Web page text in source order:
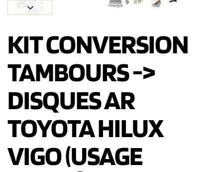
KIT CONVERSION
TAMBOURS ->
DISQUES AR
TOYOTA HILUX
VIGO (USAGE